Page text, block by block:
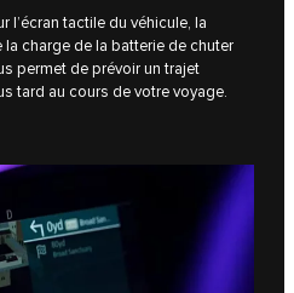
l’écran tactile du véhicule, la
charge de la batterie de chuter
permet de prévoir un trajet
tard au cours de votre voyage.